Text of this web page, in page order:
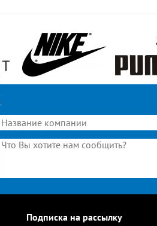
Подписка на рассылку